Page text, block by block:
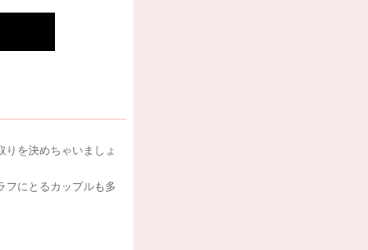
を決めちゃいましょ
フにとるカップルも多